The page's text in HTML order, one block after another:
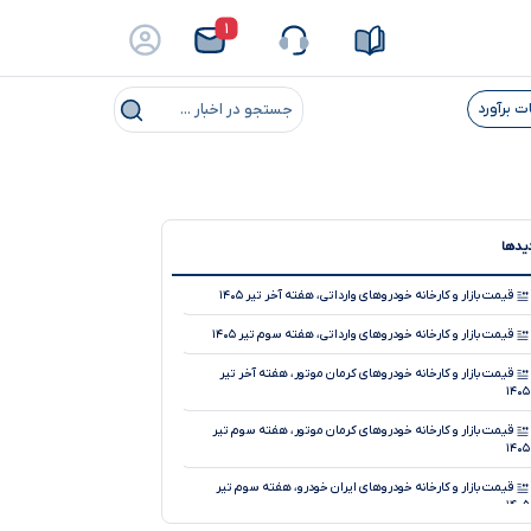
۱
برآورد جستجو در اخبار ...
قیمت بازار و کارخانه خودروهای وارداتی، هفته آخر تیر ۱۴۰۵
قیمت بازار و کارخانه خودروهای وارداتی، هفته سوم تیر ۱۴۰۵
قیمت بازار و کارخانه خودروهای کرمان موتور، هفته آخر تیر
۱۴۰۵
قیمت بازار و کارخانه خودروهای کرمان موتور، هفته سوم تیر
۱۴۰۵
قیمت بازار و کارخانه خودروهای ایران خودرو، هفته سوم تیر
۱۴۰۵